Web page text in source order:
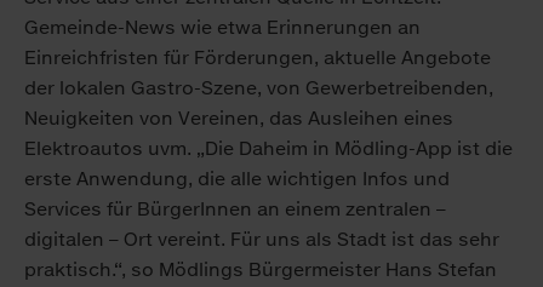
Gemeinde-News wie etwa Erinnerungen an
Einreichfristen für Förderungen, aktuelle Angebote
der lokalen Gastro-Szene, von Gewerbetreibenden,
Neuigkeiten von Vereinen, das Ausleihen eines
Elektroautos uvm. „Die Daheim in Mödling-App ist die
erste Anwendung, die alle wichtigen Infos und
Services für BürgerInnen an einem zentralen –
digitalen – Ort vereint. Für uns als Stadt ist das sehr
praktisch.“, so Mödlings Bürgermeister Hans Stefan